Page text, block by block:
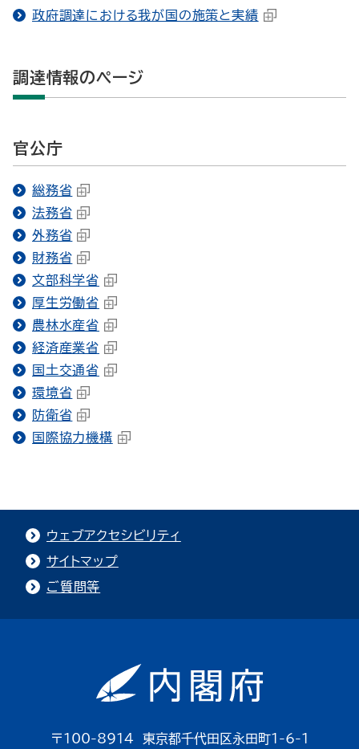
政府調達における我が国の施策と実績
調達情報のページ
官公庁
総務省
法務省
外務省
財務省
文部科学省
厚生労働省
農林水産省
経済産業省
国土交通省
環境省
防衛省
国際協力機構
ウェブアクセシビリティ
サイトマップ
ご質問等
〒100-8914 東京都千代田区永田町1-6-1